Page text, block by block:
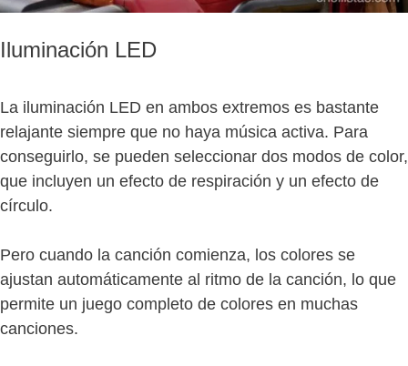
Iluminación LED
La iluminación LED en ambos extremos es bastante
relajante siempre que no haya música activa. Para
conseguirlo, se pueden seleccionar dos modos de color,
que incluyen un efecto de respiración y un efecto de
círculo.
Pero cuando la canción comienza, los colores se
ajustan automáticamente al ritmo de la canción, lo que
permite un juego completo de colores en muchas
canciones.